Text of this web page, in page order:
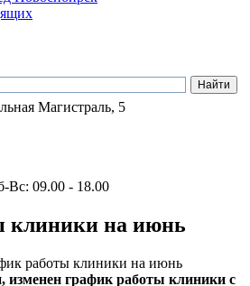
Магистраль, 5
Вс: 09.00 - 18.00
клиники на июнь
работы клиники на июнь
изменен график работы клиники с